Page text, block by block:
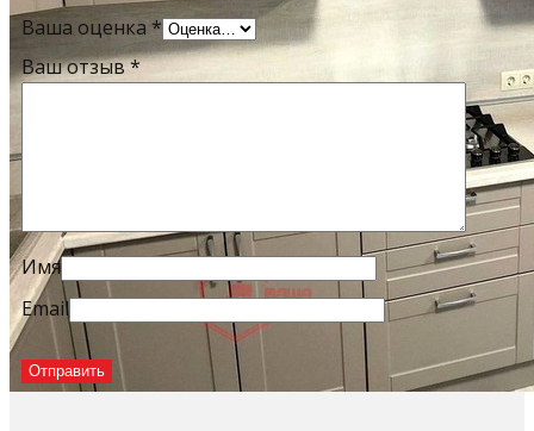
Ваша оценка *
Ваш отзыв*
Имя
Email